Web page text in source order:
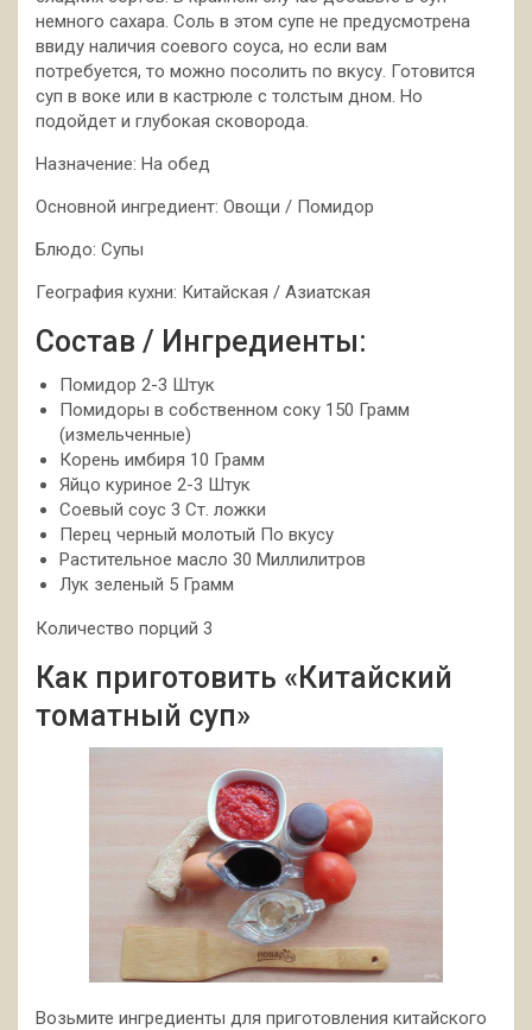
немного сахара. Соль в этом супе не предусмотрена
ввиду наличия соевого соуса, но если вам
потребуется, то можно посолить по вкусу. Готовится
суп в воке или в кастрюле с толстым дном. Но
подойдет и глубокая сковорода.
Назначение: На обед
Основной ингредиент: Овощи / Помидор
Блюдо: Супы
География кухни: Китайская / Азиатская
Состав / Ингредиенты:
Помидор 2-3 Штук
Помидоры в собственном соку 150 Грамм
(измельченные)
Корень имбиря 10 Грамм
Яйцо куриное 2-3 Штук
Соевый соус 3 Ст. ложки
Перец черный молотый По вкусу
Растительное масло 30 Миллилитров
Лук зеленый 5 Грамм
Количество порций 3
Как приготовить «Китайский
томатный суп»
Возьмите ингредиенты для приготовления китайского